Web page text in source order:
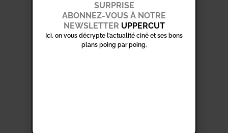
PARTICIPATIONS RÉCENTES
SURPRISE
ABONNEZ-VOUS À NOTRE
NEWSLETTER UPPERCUT
Ici, on vous décrypte l’actualité ciné et ses bons
plans poing par poing.